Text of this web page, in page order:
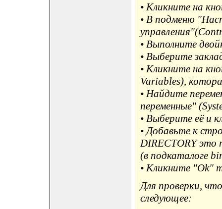
• Кликните на
• В подменю
• Выполните
• Выберите
• Кликните на
Variables),
• Найдите
переменные"
• Выберите её и
• Добавьте к
DIRECTORY это
(в подкаталоге
• Кликните "Ok"
Для проверки,
следующее: